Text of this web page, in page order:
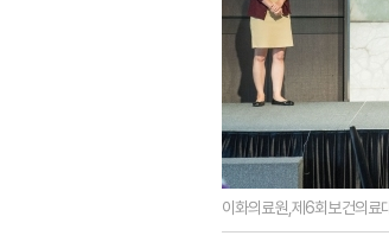
이화의료원,제6회보건의료